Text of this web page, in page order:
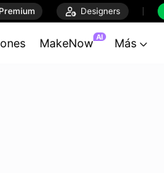
Premium  Designers
MakeNow AI Más 